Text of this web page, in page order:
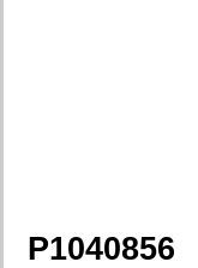
P1040856